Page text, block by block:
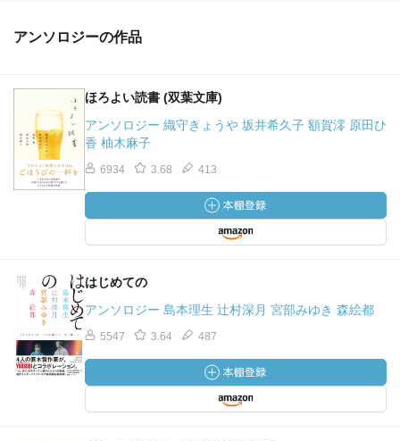
アンソロジーの作品
ほろよい読書 (双葉文庫)
アンソロジー 織守きょうや 坂井希久子 額賀澪 原田ひ
香 柚木麻子
6934 3.68 413
はじめての
アンソロジー 島本理生 辻村深月 宮部みゆき 森絵都
5547 3.64 487